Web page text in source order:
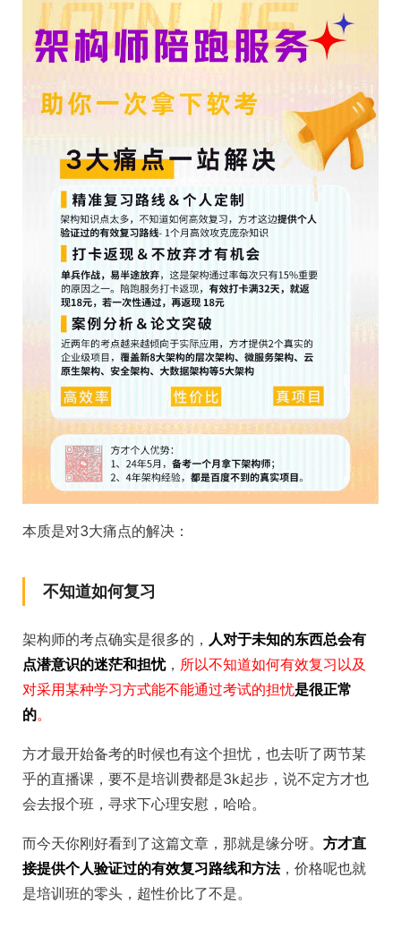
本质是对3大痛点的解决：
不知道如何复习
架构师的考点确实是很多的， 人对于未知的东西总会有
点潜意识的迷茫和担忧， 所以不知道如何有效复习以及
对采用某种学习方式能不能通过考试的担忧是很正常
的。
方才最开始备考的时候也有这个担忧，也去听了两节某
乎的直播课，要不是培训费都是3k起步，说不定方才也
会去报个班，寻求下心理安慰，哈哈。
而今天你刚好看到了这篇文章，那就是缘分呀。 方才直
接提供个人验证过的有效复习路线和方法，价格呢也就
是培训班的零头，超性价比了不是。